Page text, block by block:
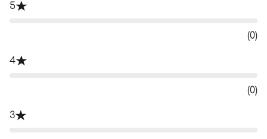
5
(0)
4
(0)
3